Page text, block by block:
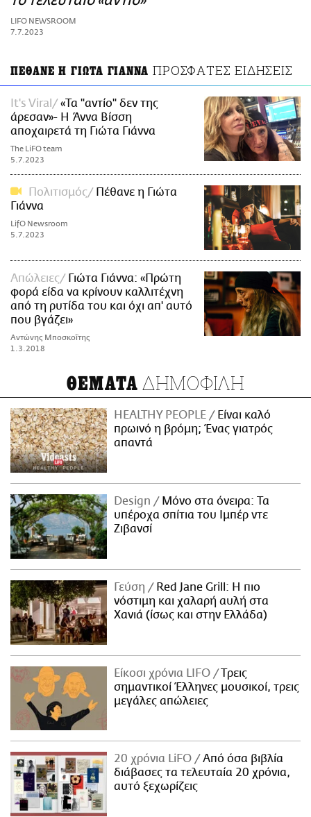
ΑΜΠΑ
PRINT
LIFO NEWSROOM
7.7.2023
ΠΕΘΑΝΕ Η ΓΙΩΤΑ ΓΙΑΝΝΑ ΠΡΟΣΦΑΤΕΣ ΕΙΔΗΣΕΙΣ
It's Viral
«Τα "αντίο" δεν της
άρεσαν»- Η Άννα Βίσση
αποχαιρετά τη Γιώτα Γιάννα
The LiFO team
5.7.2023
Πολιτισμός
Πέθανε η Γιώτα
Γιάννα
LifO Newsroom
5.7.2023
Απώλειες
Γιώτα Γιάννα: «Πρώτη
φορά είδα να κρίνουν καλλιτέχνη
από τη ρυτίδα του και όχι απ' αυτό
που βγάζει»
Αντώνης Μποσκοΐτης
1.3.2018
ΘΕΜΑΤΑ ΔΗΜΟΦΙΛΗ
HEALTHY PEOPLE
Είναι καλό
πρωινό η βρόμη; Ένας γιατρός
απαντά
Design
Μόνο στα όνειρα: Τα
υπέροχα σπίτια του Ιμπέρ ντε
Ζιβανσί
Γεύση
Red Jane Grill: Η πιο
νόστιμη και χαλαρή αυλή στα
Χανιά (ίσως και στην Ελλάδα)
Είκοσι χρόνια LIFO
Tρεις
σημαντικοί Έλληνες μουσικοί, τρεις
μεγάλες απώλειες
20 χρόνια LiFO
Από όσα βιβλία
διάβασες τα τελευταία 20 χρόνια,
αυτό ξεχωρίζεις